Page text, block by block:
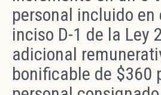
personal incluido en
inciso D-1 de la Ley
adicional
bonificable de $360